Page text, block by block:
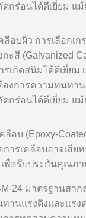
กร่อนได้ดีเยี่ยม แ
ลือบผิว การเลือก
ะสี (Galvanized
รเกิดสนิมได้ดีเยี่ย
องการความทนทา
กร่อนได้ดีเยี่ยม แ
ลือบ (Epoxy-
ารเคลือบอาจเสีย
เพื่อรับประกันคุณภ
24 มาตรฐานส
ทานแรงดึงและแรง